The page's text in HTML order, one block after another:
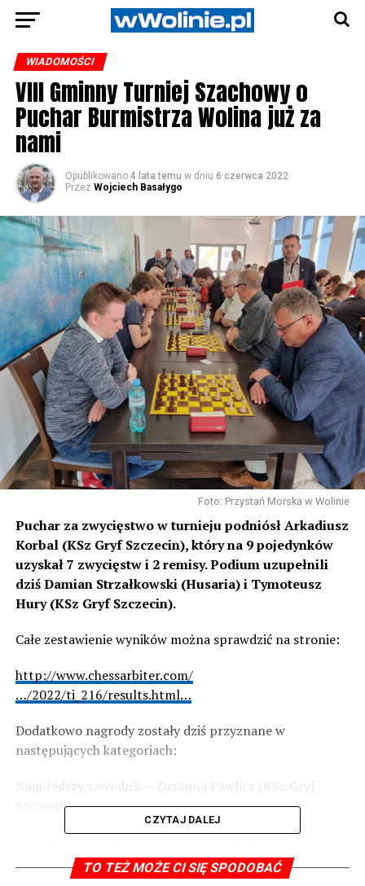
WIADOMOŚCI
VIII Gminny Turniej Szachowy o
Puchar Burmistrza Wolina już za
nami
Opublikowano 4 lata temu w dniu 6 czerwca 2022
Przez Wojciech Basałygo
Foto: Przystań Morska w Wolinie
Puchar za zwycięstwo w turnieju podniósł Arkadiusz
Korbal (KSz Gryf Szczecin), który na 9 pojedynków
uzyskał 7 zwycięstw i 2 remisy. Podium uzupełnili
dziś Damian Strzałkowski (Husaria) i Tymoteusz
Hury (KSz Gryf Szczecin).
Całe zestawienie wyników można sprawdzić na stronie:
http://www.chessarbiter.com/
…/2022/ti_216/results.html…
Dodatkowo nagrody zostały dziś przyznane w
następujących kategoriach:
Najmłodszy zawodnik – Zuzanna Pawlicz (KSz Gryf
Szczecin)
Skoczek Choszczno)
CZYTAJ DALEJ
TO TEŻ MOŻE CI SIĘ SPODOBAĆ